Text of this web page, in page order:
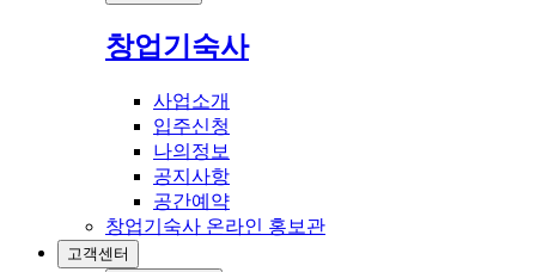
창업기숙사
사업소개
입주신청
나의정보
공지사항
공간예약
창업기숙사 온라인 홍보관
고객센터